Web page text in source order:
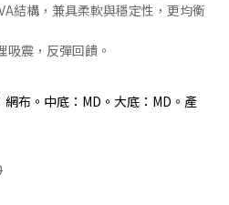
結構，兼具柔軟與穩定性，更均衡
吸震，反彈回饋。
布。中底：MD。大底：MD。產